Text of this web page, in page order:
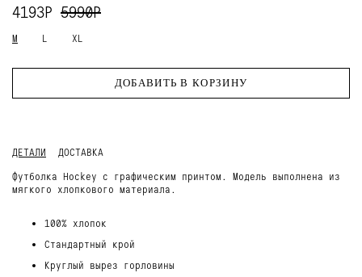
4193Р 5990Р
M L XL
ДОБАВИТЬ В КОРЗИНУ
ДЕТАЛИ
ДОСТАВКА
Футболка Hockey с графическим принтом. Модель выполнена из
мягкого хлопкового материала.
100% хлопок
Стандартный крой
Круглый вырез горловины